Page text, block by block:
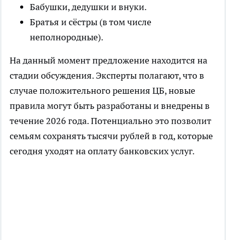
Бабушки, дедушки и внуки.
Братья и сёстры (в том числе
неполнородные).
На данный момент предложение находится на
стадии обсуждения. Эксперты полагают, что в
случае положительного решения ЦБ, новые
правила могут быть разработаны и внедрены в
течение 2026 года. Потенциально это позволит
семьям сохранять тысячи рублей в год, которые
сегодня уходят на оплату банковских услуг.